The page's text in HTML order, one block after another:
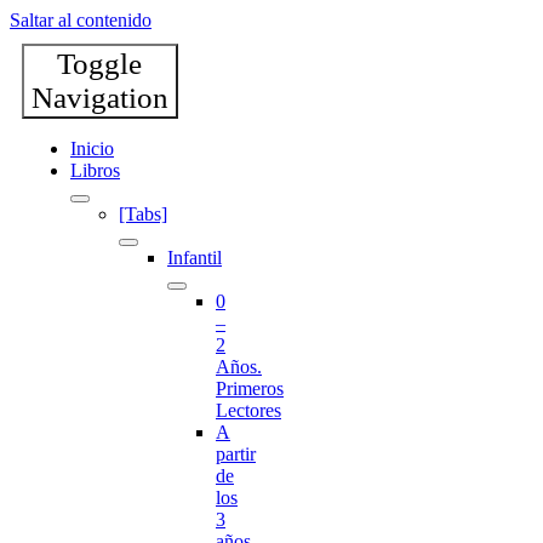
Saltar al contenido
Toggle
Navigation
Inicio
Libros
[Tabs]
Infantil
0
–
2
Años.
Primeros
Lectores
A
partir
de
los
3